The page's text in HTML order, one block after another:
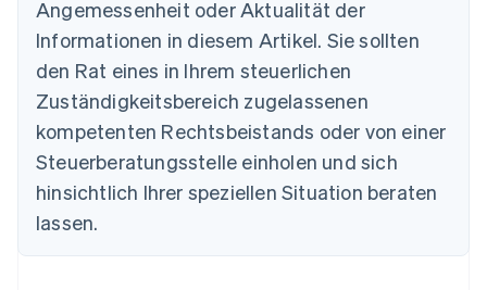
Angemessenheit oder Aktualität der
Informationen in diesem Artikel. Sie sollten
den Rat eines in Ihrem steuerlichen
Zuständigkeitsbereich zugelassenen
kompetenten Rechtsbeistands oder von einer
Steuerberatungsstelle einholen und sich
hinsichtlich Ihrer speziellen Situation beraten
lassen.
Bulgarien
English
Dänemark
Deutschland
DeutschEnglish
Estland
English
Festlandchina
简体中文
EnglishSvenska